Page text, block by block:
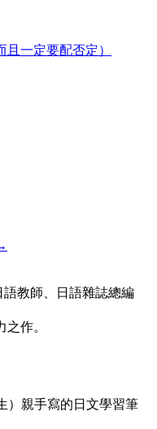
一定要配否定）
語教師、日語雜誌總編
作。
）親手寫的日文學習筆